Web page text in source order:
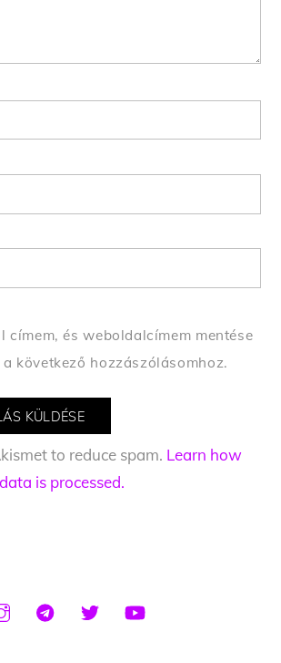
címem, és weboldalcímem mentése
következő hozzászólásomhoz.
to reduce spam. Learn how
is processed.